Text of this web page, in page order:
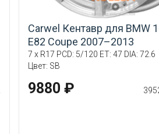
Carwel Кентавр для BMW
E82 Coupe 2007–2013
7 x R17 PCD: 5/120 ET: 47 DIA: 72.6
Цвет: SB
9880 ₽